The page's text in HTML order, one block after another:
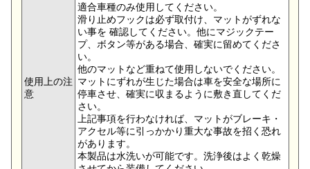
使用上の注
意
適合車種のみ使用してください。
滑り止めフックは必ず取付け、マットがずれな
い事を 確認してください。他にマジックテー
プ、ボタン等がある場合、確実に留めてくださ
い。
他のマットなど重ねて使用しないでください。
マットにずれが生じた場合は車を安全な場所に
停車させ、確実に収まるように敷き直してくだ
さい。
上記事項を行わなければ、マットがブレーキ・
アクセル等に引っかかり重大な事故を招く恐れ
があります。
本製品は水洗いが可能です。洗浄後はよく乾燥